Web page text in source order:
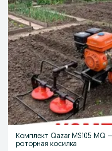
Комплект Qazar MS105 MQ
роторная косилка